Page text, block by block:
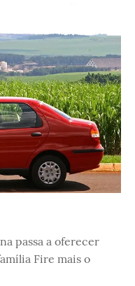
passa a oferecer
Fire mais o